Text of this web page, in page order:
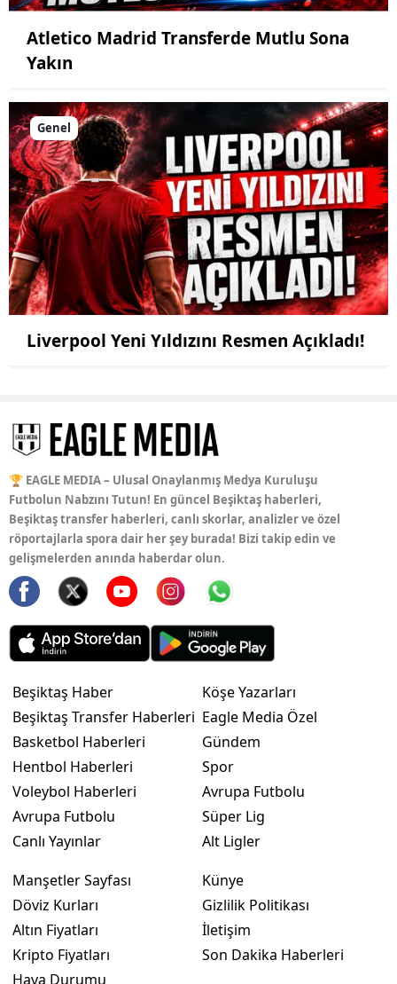
Atletico Madrid Transferde Mutlu Sona
Yakın
Genel
Liverpool Yeni Yıldızını Resmen Açıkladı!
🏆 EAGLE MEDIA – Ulusal Onaylanmış Medya Kuruluşu
Futbolun Nabzını Tutun! En güncel Beşiktaş haberleri,
Beşiktaş transfer haberleri, canlı skorlar, analizler ve özel
röportajlarla spora dair her şey burada! Bizi takip edin ve
gelişmelerden anında haberdar olun.
Beşiktaş Haber
Beşiktaş Transfer Haberleri
Basketbol Haberleri
Hentbol Haberleri
Voleybol Haberleri
Avrupa Futbolu
Canlı Yayınlar
Köşe Yazarları
Eagle Media Özel
Gündem
Spor
Avrupa Futbolu
Süper Lig
Alt Ligler
Manşetler Sayfası
Döviz Kurları
Altın Fiyatları
Kripto Fiyatları
Hava Durumu
Künye
Gizlilik Politikası
İletişim
Son Dakika Haberleri